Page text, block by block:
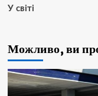
У світі
Можливо, ви